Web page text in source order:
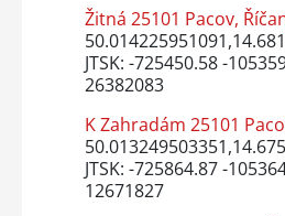
Žitná 25101 Pacov,
JTSK: -725450.58 -
26382083
K Zahradám 25101
JTSK: -725864.87 -
12671827